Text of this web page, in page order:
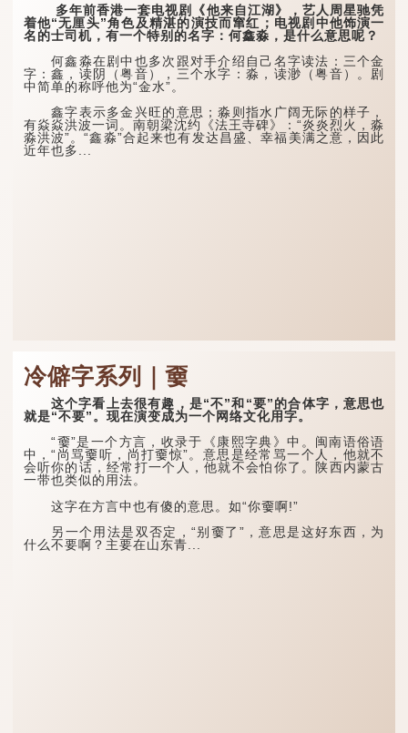
多年前香港一套电视剧《他来自江湖》，艺人周星驰凭
着他“无厘头”角色及精湛的演技而窜红；电视剧中他饰演一
名的士司机，有一个特别的名字：何鑫淼，是什么意思呢？
何鑫淼在剧中也多次跟对手介绍自己名字读法：三个金
字：鑫，读阴（粤音），三个水字：淼，读渺（粤音）。剧
中简单的称呼他为“金水”。
鑫字表示多金兴旺的意思；淼则指水广阔无际的样子，
有焱焱洪波一词。南朝梁沈约《法王寺碑》：“炎炎烈火，淼
淼洪波”。“鑫淼”合起来也有发达昌盛、幸福美满之意，因此
近年也多...
冷僻字系列｜嫑
这个字看上去很有趣，是“不”和“要”的合体字，意思也
就是“不要”。现在演变成为一个网络文化用字。
“嫑”是一个方言，收录于《康熙字典》中。闽南语俗语
中，“尚骂嫑听，尚打嫑惊”。意思是经常骂一个人，他就不
会听你的话，经常打一个人，他就不会怕你了。陕西内蒙古
一带也类似的用法。
这字在方言中也有傻的意思。如“你嫑啊!”
另一个用法是双否定，“别嫑了”，意思是这好东西，为
什么不要啊？主要在山东青...